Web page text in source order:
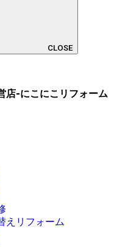
CLOSE
店-にこにこリフォーム
えリフォーム